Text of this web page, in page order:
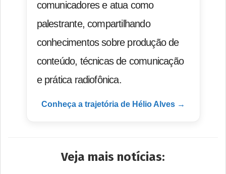
comunicadores e atua como
palestrante, compartilhando
conhecimentos sobre produção de
conteúdo, técnicas de comunicação
e prática radiofônica.
Conheça a trajetória de Hélio Alves →
Veja mais notícias: